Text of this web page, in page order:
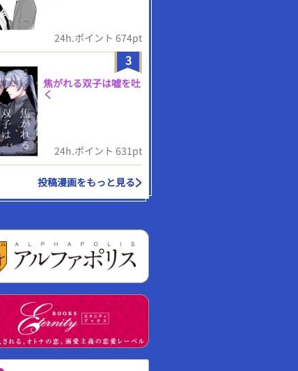
24h.ポイント 674pt
3
焦がれる双子は嘘を吐
く
24h.ポイント 631pt
投稿漫画をもっと見る